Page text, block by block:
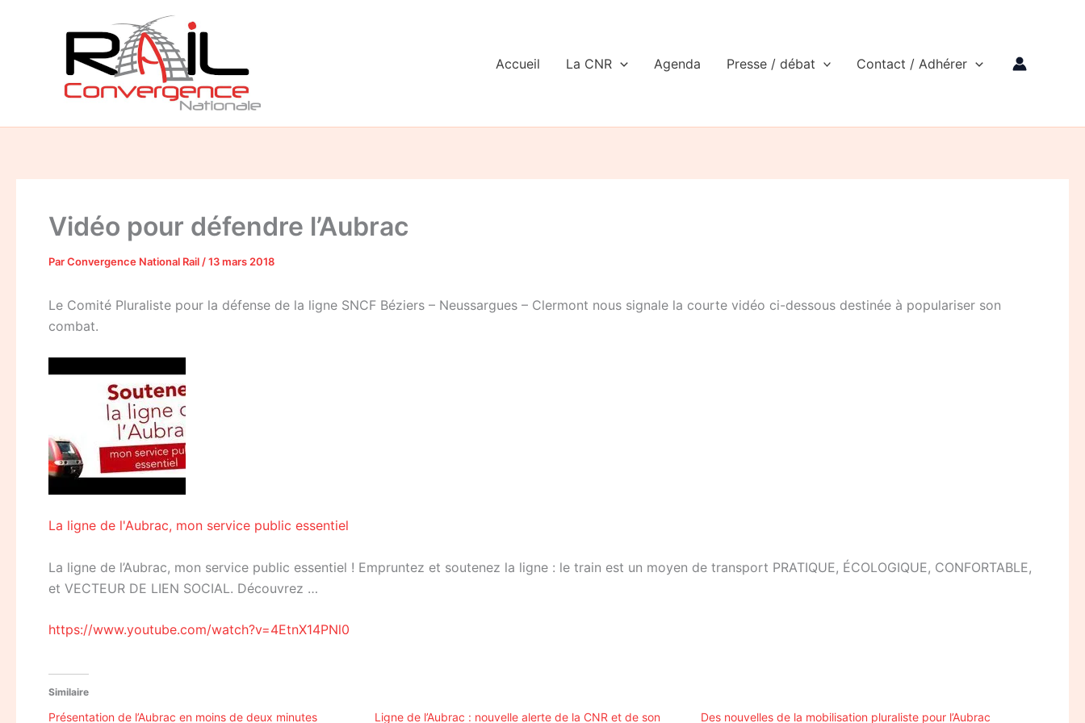
Accueil La CNR Agenda Presse / débat Contact / Adhérer
Vidéo pour défendre l’Aubrac
ParConvergence National Rail /13 mars 2018
Le Comité Pluraliste pour la défense de la ligne SNCF Béziers – Neussargues – Clermont nous signale la courte vidéo ci-dessous destinée à populariser son
combat.
La ligne de l'Aubrac, mon service public essentiel
La ligne de l’Aubrac, mon service public essentiel ! Empruntez et soutenez la ligne : le train est un moyen de transport PRATIQUE, ÉCOLOGIQUE, CONFORTABLE,
et VECTEUR DE LIEN SOCIAL. Découvrez …
https://www.youtube.com/watch?v=4EtnX14PNl0
Similaire
Présentation de l’Aubrac en moins de deux minutes Ligne de l’Aubrac : nouvelle alerte de la CNR et de son Des nouvelles de la mobilisation pluraliste pour l’Aubrac